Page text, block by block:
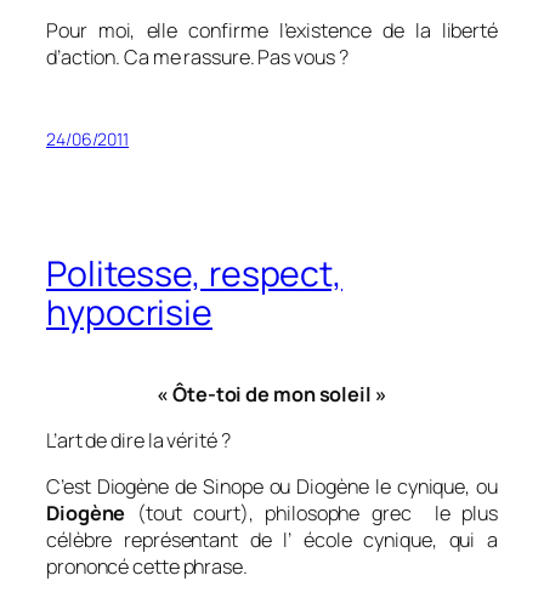
Pour moi, elle confirme l’existence de la liberté
d’action. Ca me rassure. Pas vous ?
24/06/2011
Politesse, respect,
hypocrisie
« Ôte-toi de mon soleil »
L’art de dire la vérité ?
C’est Diogène de Sinope ou Diogène le cynique, ou
Diogène (tout court), philosophe grec le plus
célèbre représentant de l’ école cynique, qui a
prononcé cette phrase.